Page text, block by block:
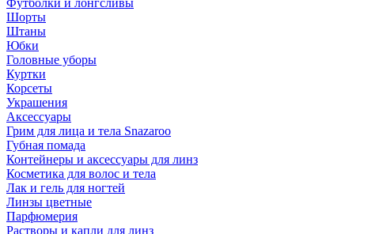
Футболки и лонгсливы
Шорты
Штаны
Юбки
Головные уборы
Куртки
Корсеты
Украшения
Аксессуары
Грим для лица и тела Snazaroo
Губная помада
Контейнеры и аксессуары для линз
Косметика для волос и тела
Лак и гель для ногтей
Линзы цветные
Парфюмерия
Растворы и капли для линз